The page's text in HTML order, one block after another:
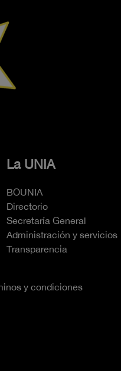
La UNIA
BOUNIA
Directorio
Secretaría General
Administración y servicios
Transparencia
y condiciones